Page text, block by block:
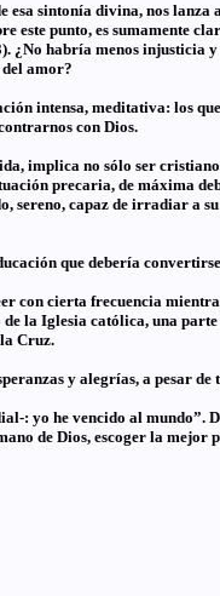
sintonía divina, nos
este punto, es
¿No habría menos
amor?
intensa, meditativa: los
con Dios.
implica no sólo ser
precaria, de
capaz de irradiar a
que debería
con cierta frecuencia
la Iglesia católica, una
Cruz.
y alegrías, a pesar
: yo he vencido al mundo”.
de Dios, escoger la mejor